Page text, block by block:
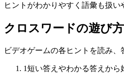
ヒントがわかりやすく語彙も扱
クロスワードの遊び方
ビデオゲームの各ヒントを読み、
1短い答えやわかる答えから